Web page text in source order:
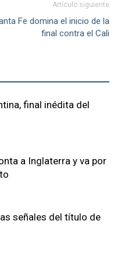
Artículo siguiente
Fe domina el inicio de la
final contra el Cali
final inédita del
a Inglaterra y va por
señales del título de